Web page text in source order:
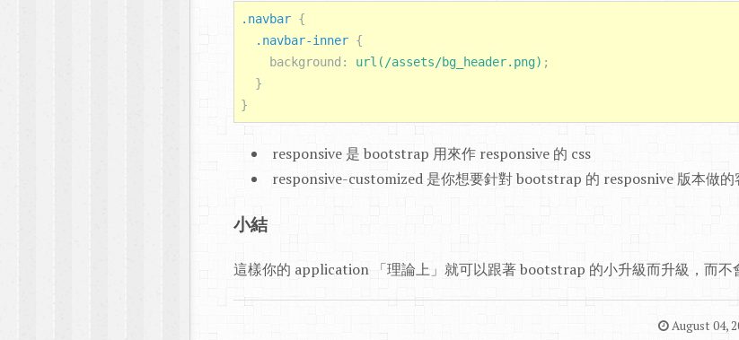
.navbar {
.navbar-inner {
background : url(/assets/bg_header.png) ;
}
}
responsive 是 bootstrap 用來作 responsive 的 css
responsive-customized 是你想要針對 bootstrap 的 resposnive 版本做的
小結
這樣你的 application 「理論上」就可以跟著 bootstrap 的小升級而升級，而不
August 04,